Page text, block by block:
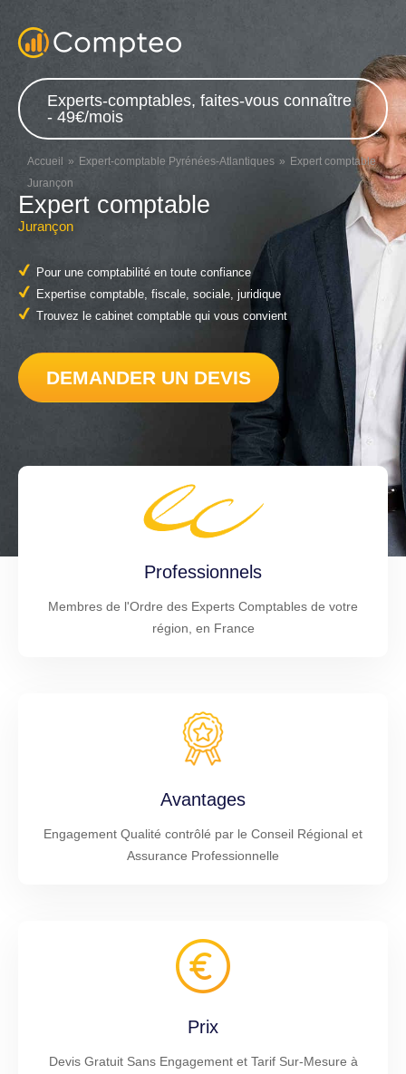
Experts-comptables, faites-vous connaître
- 49€/mois
Accueil Expert-comptable Pyrénées-Atlantiques
Expert comptable
Jurançon
Expert comptable
Jurançon
Pour une comptabilité en toute confiance
Expertise comptable, fiscale, sociale, juridique
Trouvez le cabinet comptable qui vous convient
DEMANDER UN DEVIS
Professionnels
Membres de l'Ordre des Experts Comptables de votre
région, en France
Avantages
Engagement Qualité contrôlé par le Conseil Régional et
Assurance Professionnelle
Prix
Devis Gratuit Sans Engagement et Tarif Sur-Mesure à